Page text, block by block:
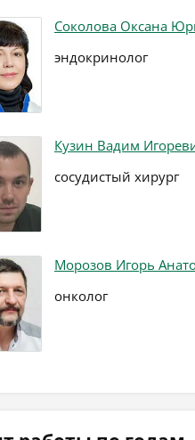
Соколова Оксана
эндокринолог
Кузин Вадим
сосудистый хирург
Морозов Игорь
онколог